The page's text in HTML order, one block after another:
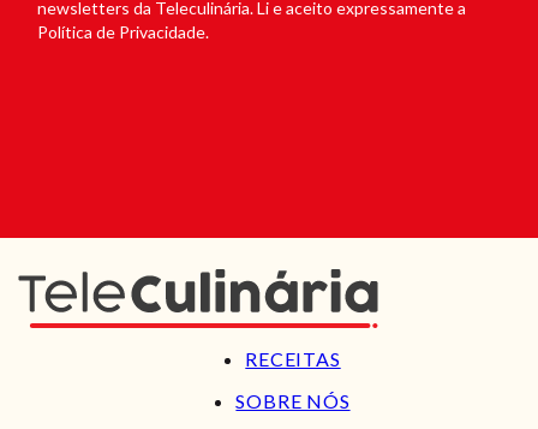
newsletters da Teleculinária. Li e aceito expressamente a
Política de Privacidade.
RECEITAS
SOBRE NÓS